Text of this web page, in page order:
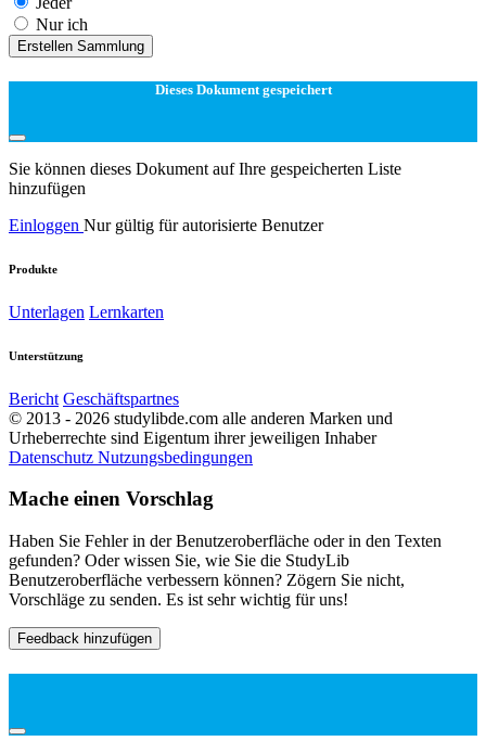
Nur ich
Erstellen Sammlung
Dieses Dokument gespeichert
Sie können dieses Dokument auf Ihre gespeicherten Liste
hinzufügen
Einloggen Nur gültig für autorisierte Benutzer
Produkte
Unterlagen Lernkarten
Unterstützung
Bericht Geschäftspartnes
© 2013 - 2026 studylibde.com alle anderen Marken und
Urheberrechte sind Eigentum ihrer jeweiligen Inhaber
Datenschutz Nutzungsbedingungen
Mache einen Vorschlag
Haben Sie Fehler in der Benutzeroberfläche oder in den Texten
gefunden? Oder wissen Sie, wie Sie die StudyLib
Benutzeroberfläche verbessern können? Zögern Sie nicht,
Vorschläge zu senden. Es ist sehr wichtig für uns!
Feedback hinzufügen